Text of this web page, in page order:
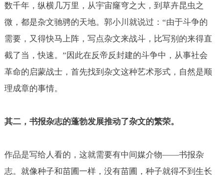
数千年，纵横几万里，从宇宙窿穹之大，到草卉昆虫之
微，都是杂文驰骋的天地。郭小川就说过：“由于斗争的
需要，又得快马上阵，写点杂文来战斗，比写别的来得直
截了当，快速。”因此在反帝反封建的斗争中，从事社会
革命的启蒙战士，首先找到杂文这种艺术形式，自然是顺
理成章的事情。
其二，书报杂志的蓬勃发展推动了杂文的繁荣。
作品是写给人看的，这就需要有中间媒介物——书报杂
志。就像种子和苗圃一样，没有苗圃，种子就得不到生长